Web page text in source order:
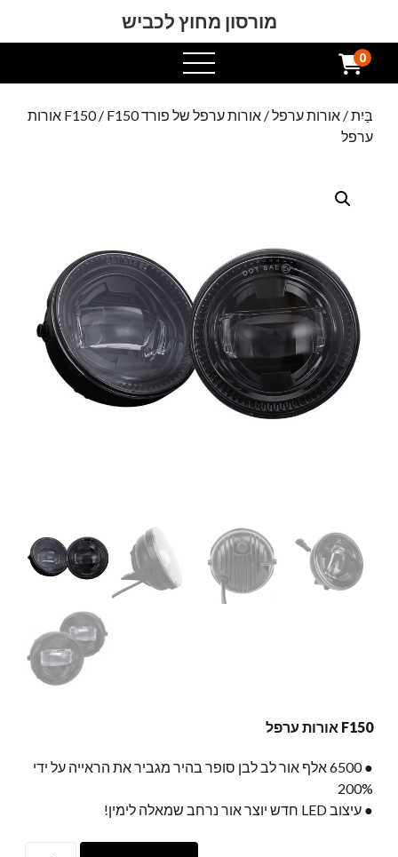
מורסון מחוץ לכביש
תפריט
פתוח
0
בַּיִת/ אורות ערפל/ אורות ערפל של פורד F150
/ F150 אורות
ערפל
F150 אורות ערפל
● 6500 אלף אור לב לבן סופר בהיר מגביר את הראייה על ידי
200%
● עיצוב LED חדש יוצר אור נרחב שמאלה לימין!